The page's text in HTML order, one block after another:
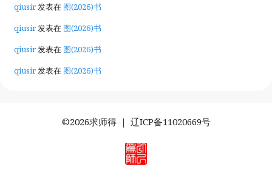
qiusir发表在 图(2026)书
qiusir发表在 图(2026)书
qiusir发表在 图(2026)书
qiusir发表在 图(2026)书
©2026求师得 ｜ 辽ICP备11020669号